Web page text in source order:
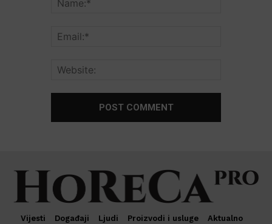
Vijesti Događaji Ljudi Proizvodi i usluge
Aktualno